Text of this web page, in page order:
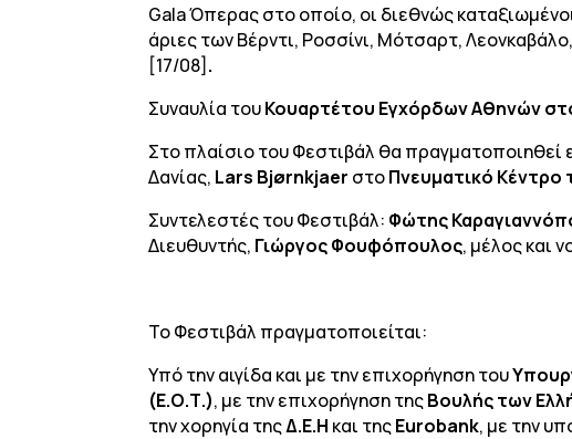
Gala Όπερας στο οποίο, οι διεθνώς
άριες τωνΒέρντι, Ροσσίνι, Μότσαρτ,
[17/08].
Συναυλία τουΚουαρτέτου Εγχόρδων Αθηνών
Στο πλαίσιο του Φεστιβάλ θα πραγματοποιηθεί
Δανίας, Lars Bjørnkjaer στοΠνευματικό
Συντελεστές του Φεστιβάλ: Φώτης
Διευθυντής, Γιώργος Φουφόπουλος, μέλος και
Το Φεστιβάλ πραγματοποιείται:
Υπό την αιγίδα και με την επιχορήγηση του
(Ε.Ο.Τ.), με την επιχορήγηση τηςΒουλής των
την χορηγία τηςΔ.Ε.Η και τηςEurobank, με την